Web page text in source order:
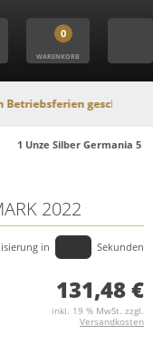
0
WARENKORB
geschlossen. In
1 Unze Silber Germania 5
2022
in Sekunden
131,48 €
inkl. 19 % MwSt. zzgl.
Versandkosten